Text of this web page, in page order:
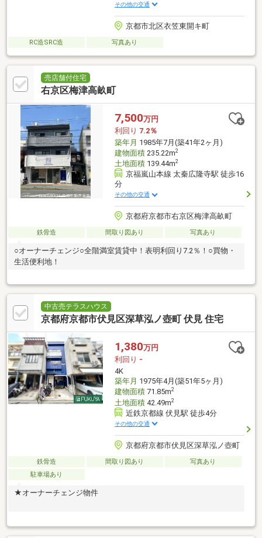
その他の交通
京都市北区衣笠東開キ町
RC造SRC造 写真あり
売店舗付住宅
右京区梅津高畝町
7,500万円
利回り 7.2％
築年月 1985年7月(築41年2ヶ月)
建物面積235.22m2
土地面積139.44m2
京福嵐山本線 太秦広隆寺駅 徒歩16
分
その他の交通
京都府京都市右京区梅津高畝町
鉄骨造 間取り図あり 写真あり
○オーナーチェンジ○全階満室賃貸中！表明利回り7.2％！○買物・
生活便利地！
中古売テラスハウス
京都府京都市伏見区深草泓ノ壺町 伏見 住宅
1,380万円
利回り -
4K
築年月 1975年4月(築51年5ヶ月)
建物面積71.85m2
土地面積42.49m2
近鉄京都線 伏見駅 徒歩4分
その他の交通
京都府京都市伏見区深草泓ノ壺町
鉄骨造 間取り図あり
写真あり
駐車場あり
★オーナーチェンジ物件